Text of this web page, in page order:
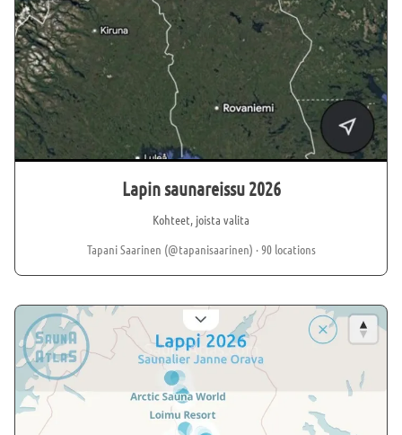
Lapin saunareissu 2026
Kohteet, joista valita
Tapani Saarinen (@tapanisaarinen) · 90 locations